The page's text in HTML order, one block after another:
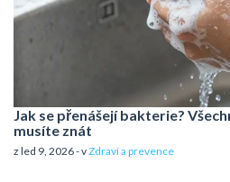
Jak se přenášejí bakterie?
musíte znát
z led 9, 2026 - vZdraví a prevence